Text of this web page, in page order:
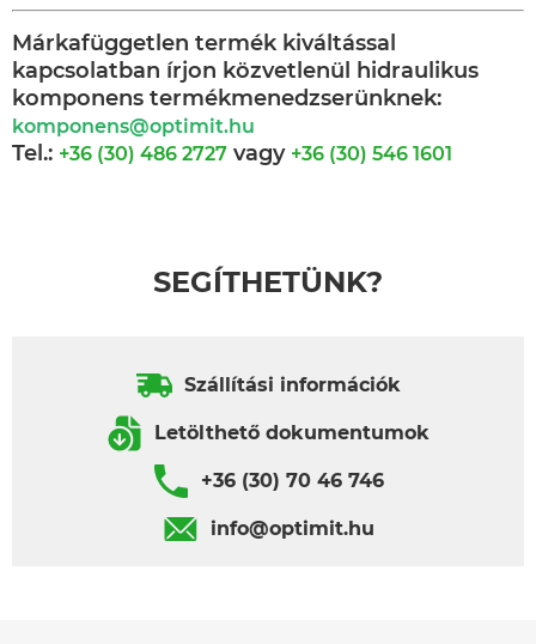
Márkafüggetlen termék kiváltással
kapcsolatban írjon közvetlenül hidraulikus
komponens termékmenedzserünknek:
komponens@optimit.hu
Tel.: +36 (30) 486 2727 vagy +36 (30) 546 1601
SEGÍTHETÜNK?
Szállítási információk
Letölthető dokumentumok
+36 (30) 70 46 746
info@optimit.hu